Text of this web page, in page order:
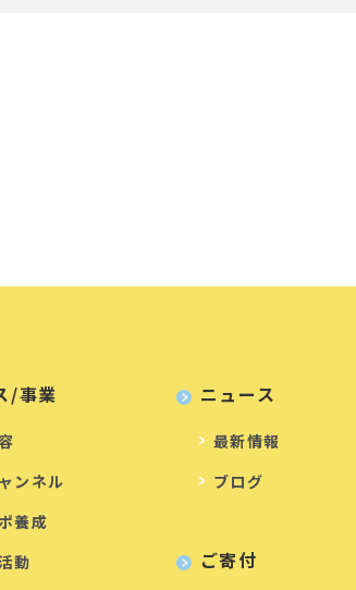
/事業
ンネル
養成
動
ニュース
最新情報
ブログ
ご寄付